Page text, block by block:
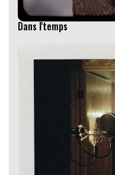
Dans l'temps